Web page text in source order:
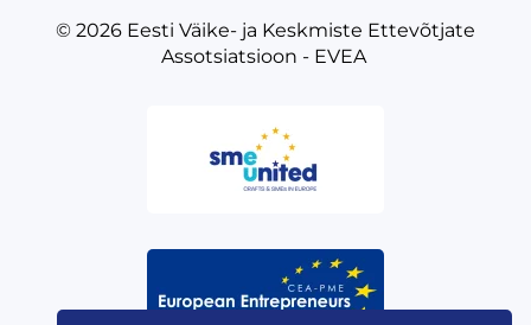
© 2026 Eesti Väike- ja Keskmiste Ettevõtjate
Assotsiatsioon - EVEA